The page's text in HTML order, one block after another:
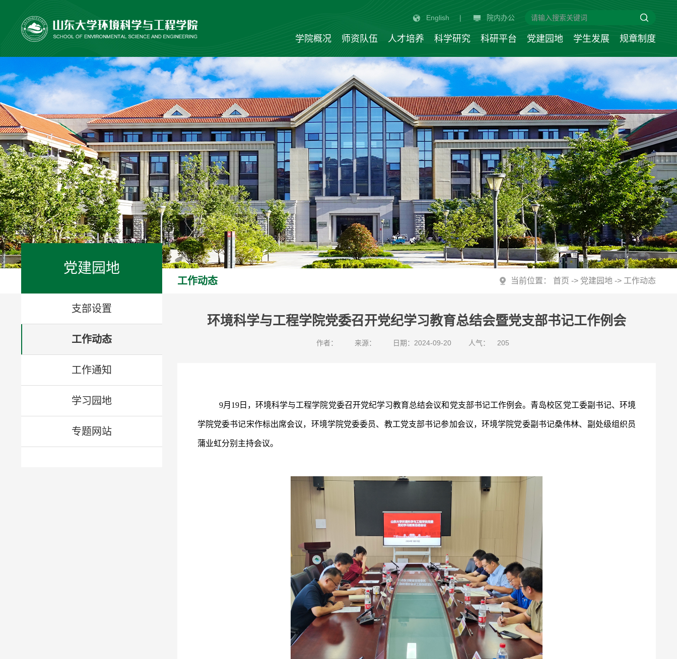
English | 院内办公
学院概况 师资队伍 人才培养 科学研究 科研平台 党建园地 学生发展 规章制度
党建园地
支部设置
工作动态
工作通知
学习园地
专题网站
工作动态 当前位置： 首页 -> 党建园地 -> 工作动态
环境科学与工程学院党委召开党纪学习教育总结会暨党支部书记工作例会
作者： 来源： 日期：2024-09-20 人气： 205
9月19日，环境科学与工程学院党委召开党纪学习教育总结会议和党支部书记工作例会。青岛校区党工委副书记、环境
学院党委书记宋作标出席会议，环境学院党委委员、教工党支部书记参加会议，环境学院党委副书记桑伟林、副处级组织员
蒲业虹分别主持会议。